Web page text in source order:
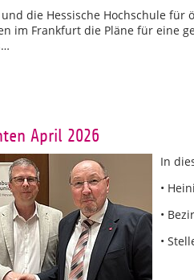
die Hessische Hochschule
im Frankfurt die Pläne für eine
April 2026
In
•
•
•